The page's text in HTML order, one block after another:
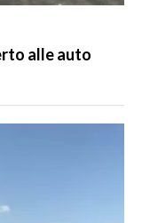
alle auto